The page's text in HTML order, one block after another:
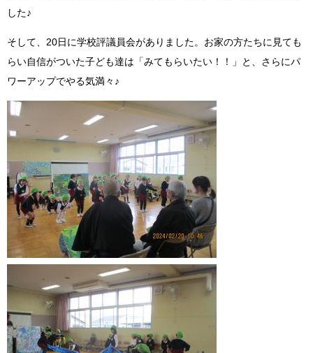
した♪
そして、20日に学校評議員会がありました。 お家の方たちに見ても
らい自信がついた子ども達は「みてもらいたい！！」と、さらにパ
ワーアップでやる気満々♪